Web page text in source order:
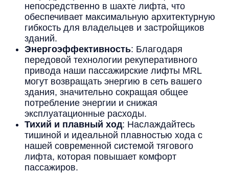
непосредственно в шахте лифта, что
обеспечивает максимальную архитектурную
гибкость для владельцев и застройщиков
зданий.
Энергоэффективность: Благодаря
передовой технологии рекуперативного
привода наши пассажирские лифты MRL
могут возвращать энергию в сеть вашего
здания, значительно сокращая общее
потребление энергии и снижая
эксплуатационные расходы.
Тихий и плавный ход: Наслаждайтесь
тишиной и идеальной плавностью хода с
нашей современной системой тягового
лифта, которая повышает комфорт
пассажиров.